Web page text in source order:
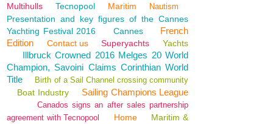
Multihulls
Tecnopool Maritim Nautism
Presentation and key figures of the Cannes
Yachting Festival 2016
Cannes
French
Edition
Contact us Superyachts Yachts
Illbruck Crowned 2016 Melges 20 World
Champion, Savoini Claims Corinthian World
Title
Birth of a Sail Channel crossing community
Boat Industry Sailing Champions League
Canados signs an after sales partnership
agreement with Tecnopool
Home
Maritim &